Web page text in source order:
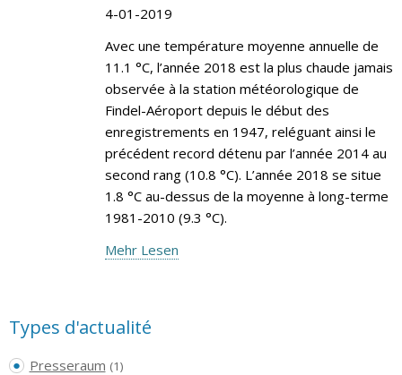
4-01-2019
Avec une température moyenne annuelle de
11.1 °C, l’année 2018 est la plus chaude jamais
observée à la station météorologique de
Findel-Aéroport depuis le début des
enregistrements en 1947, reléguant ainsi le
précédent record détenu par l’année 2014 au
second rang (10.8 °C). L’année 2018 se situe
1.8 °C au-dessus de la moyenne à long-terme
1981-2010 (9.3 °C).
Mehr Lesen
Types d'actualité
Presseraum (1)